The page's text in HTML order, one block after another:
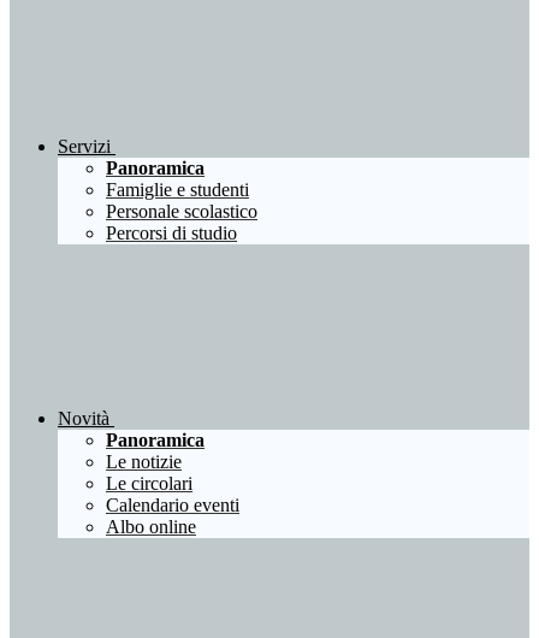
Servizi
Panoramica
Famiglie e studenti
Personale scolastico
Percorsi di studio
Novità
Panoramica
Le notizie
Le circolari
Calendario eventi
Albo online